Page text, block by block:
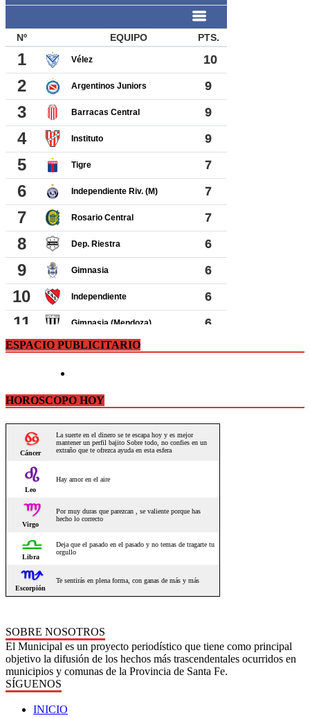
ESPACIO PUBLICITARIO
HOROSCOPO HOY
SOBRE NOSOTROS
El Municipal es un proyecto periodístico que tiene como principal
objetivo la difusión de los hechos más trascendentales ocurridos en
municipios y comunas de la Provincia de Santa Fe.
SÍGUENOS
INICIO